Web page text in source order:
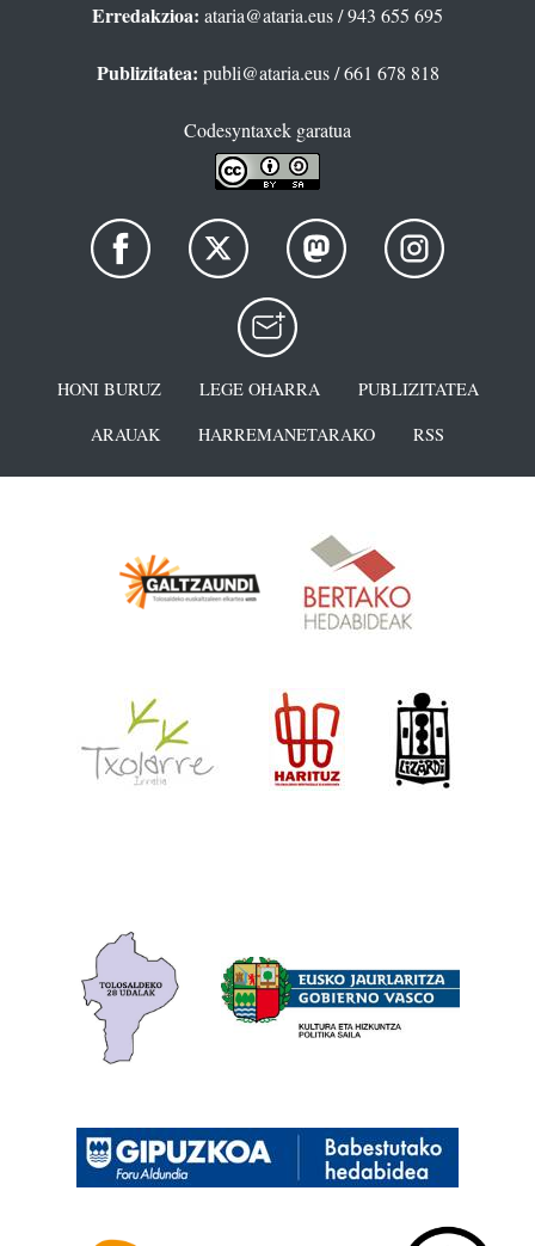
Erredakzioa: ataria@ataria.eus/ 943 655 695
Publizitatea: publi@ataria.eus/ 661 678 818
Codesyntaxek garatua
HONI BURUZ LEGE OHARRA
PUBLIZITATEA
ARAUAK
HARREMANETARAKO RSS